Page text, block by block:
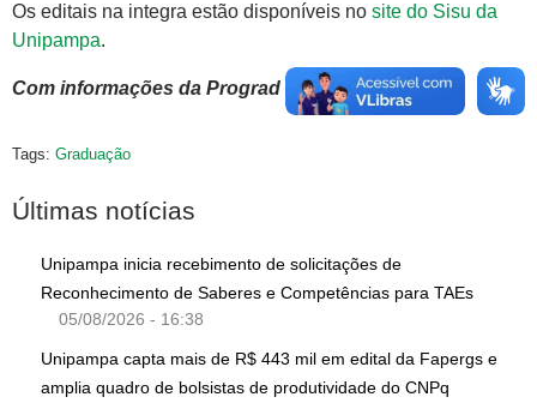
Os editais na integra estão disponíveis no site do Sisu da
Unipampa.
Com informações da Prograd
Tags: Graduação
Últimas notícias
Unipampa inicia recebimento de solicitações de
Reconhecimento de Saberes e Competências para TAEs
05/08/2026 - 16:38
Unipampa capta mais de R$ 443 mil em edital da Fapergs e
amplia quadro de bolsistas de produtividade do CNPq